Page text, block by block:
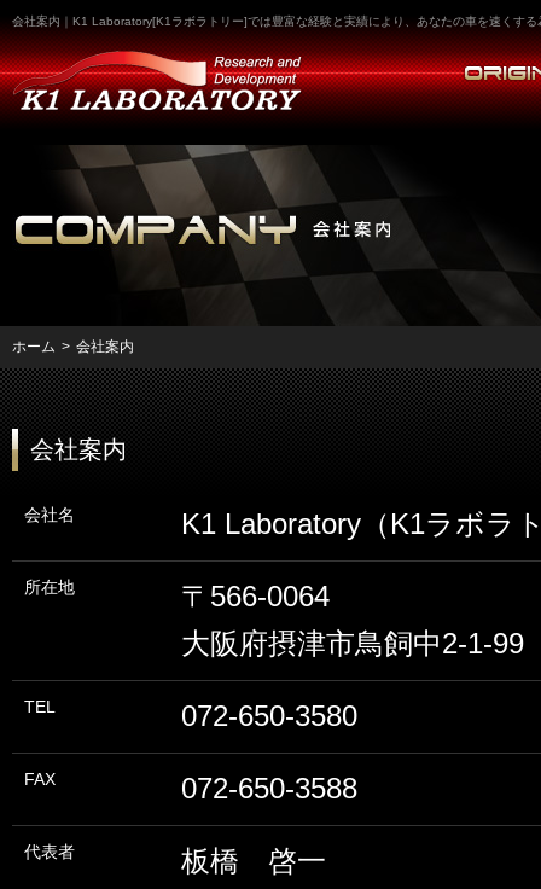
会社案内｜K1 Laboratory[K1ラボラトリー]では豊富な経験と実績により、あなたの車を速くす
ホーム > 会社案内
会社案内
会社名 K1 Laboratory（K1ラボラ
所在地
〒566-0064
大阪府摂津市鳥飼中2-1-99
TEL 072-650-3580
FAX 072-650-3588
代表者 板橋 啓一